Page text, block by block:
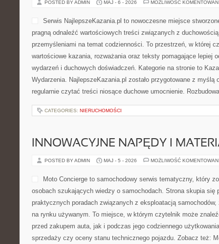
POSTED BY ADMIN MAJ - 6 - 2026 MOŻLIWOŚĆ
Serwis NajlepszeKazania.pl to nowoczesne miejsce
pragną odnaleźć wartościowych treści związanych z
przemyśleniami na temat codzienności. To przestrzeń, w której
wartościowe kazania, rozważania oraz teksty pomagające lepiej
wydarzeń i duchowych doświadczeń. Kategorie na stronie to
Wydarzenia. NajlepszeKazania.pl zostało przygotowane z myślą
regularnie czytać treści niosące duchowe umocnienie.
CATEGORIES: NIERUCHOMOŚCI
INNOWACYJNE NAPĘDY I
POSTED BY ADMIN MAJ - 5 - 2026 MOŻLIWOŚĆ
Moto Concierge to samochodowy serwis tematyczny, który
osobach szukających wiedzy o samochodach. Strona skupia się
praktycznych poradach związanych z eksploatacją
na rynku używanym. To miejsce, w którym czytelnik może
przed zakupem auta, jak i podczas jego codziennego
sprzedaży czy oceny stanu technicznego pojazdu. Zobacz też: